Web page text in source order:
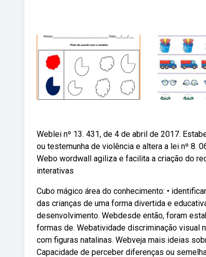
Weblei nº 13. 431, de 4 de abril de 2017.
ou testemunha de violência e altera a lei nº 8.
Webo wordwall agiliza e facilita a criação do
interativas
Cubo mágico área do conhecimento: •
das crianças de uma forma divertida e
desenvolvimento. Webdesde então, foram
formas de. Webatividade discriminação visual
com figuras natalinas. Webveja mais ideias
Capacidade de perceber diferenças ou